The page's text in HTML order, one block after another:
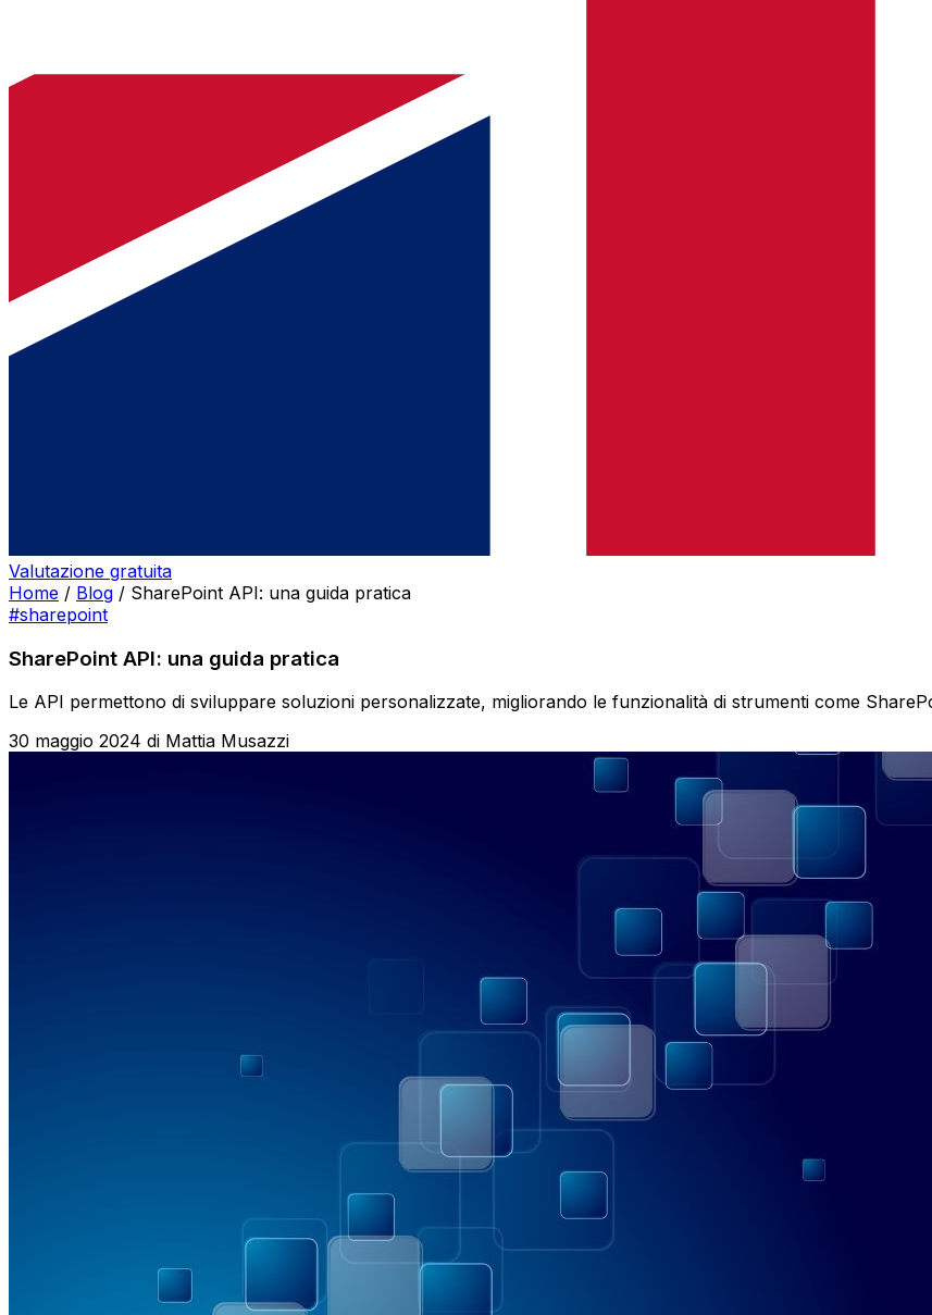
Valutazione gratuita
Home / Blog / SharePoint API: una guida pratica
#sharepoint
SharePoint API: una guida pratica
Le API permettono di sviluppare soluzioni personalizzate, migliorando le funzionalità di strumenti come
30 maggio 2024 di Mattia Musazzi